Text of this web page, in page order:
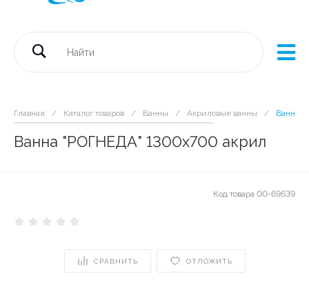
Главная / Каталог товаров / Ванны / Акриловые ванны / Ванна
Ванна "РОГНЕДА" 1300х700 акрил
Код товара 00-69639
СРАВНИТЬ ОТЛОЖИТЬ